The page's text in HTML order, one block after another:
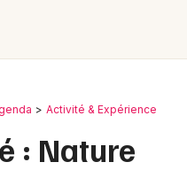
Activité & Expérience
: Nature